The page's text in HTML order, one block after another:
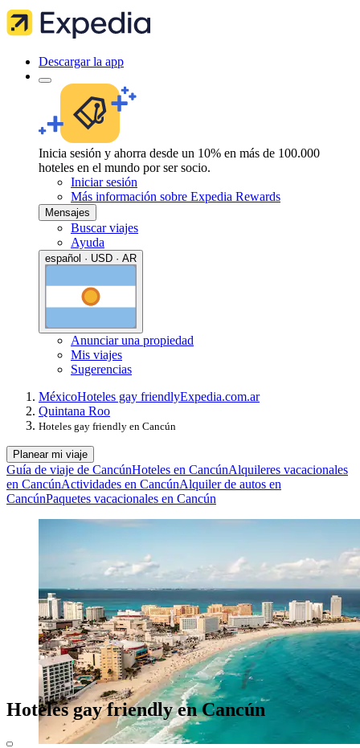
Descargar la app
Inicia sesión y ahorra desde un 10% en más de 100.000
hoteles en el mundo por ser socio.
Iniciar sesión
Más información sobre Expedia Rewards
Mensajes
Buscar viajes
Ayuda
español · USD · AR
Anunciar una propiedad
Mis viajes
Sugerencias
MéxicoHoteles gay friendlyExpedia.com.ar
Quintana Roo
Hoteles gay friendly en Cancún
Planear mi viaje
Guía de viaje de CancúnHoteles en CancúnAlquileres vacacionales
en CancúnActividades en CancúnAlquiler de autos en
CancúnPaquetes vacacionales en Cancún
Hoteles gay friendly en Cancún